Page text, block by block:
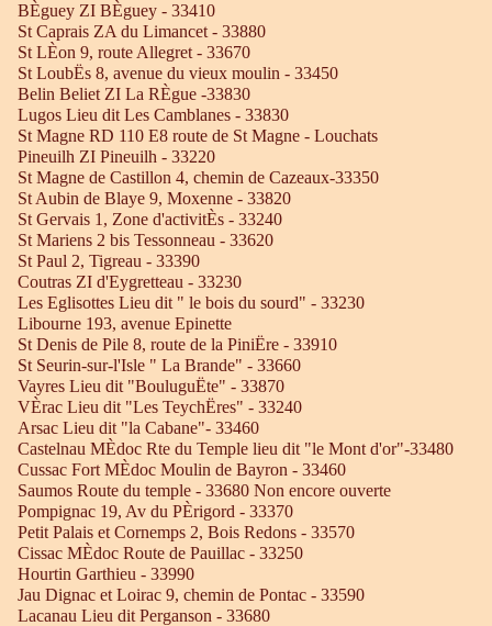
BÈguey ZI BÈguey - 33410
St Caprais ZA du Limancet - 33880
St LÈon 9, route Allegret - 33670
St LoubËs 8, avenue du vieux moulin - 33450
Belin Beliet ZI La RÈgue -33830
Lugos Lieu dit Les Camblanes - 33830
St Magne RD 110 E8 route de St Magne - Louchats
Pineuilh ZI Pineuilh - 33220
St Magne de Castillon 4, chemin de Cazeaux-33350
St Aubin de Blaye 9, Moxenne - 33820
St Gervais 1, Zone d'activitÈs - 33240
St Mariens 2 bis Tessonneau - 33620
St Paul 2, Tigreau - 33390
Coutras ZI d'Eygretteau - 33230
Les Eglisottes Lieu dit " le bois du sourd" - 33230
Libourne 193, avenue Epinette
St Denis de Pile 8, route de la PiniËre - 33910
St Seurin-sur-l'Isle " La Brande" - 33660
Vayres Lieu dit "BouluguËte" - 33870
VÈrac Lieu dit "Les TeychËres" - 33240
Arsac Lieu dit "la Cabane"- 33460
Castelnau MÈdoc Rte du Temple lieu dit "le Mont d'or"-33480
Cussac Fort MÈdoc Moulin de Bayron - 33460
Saumos Route du temple - 33680 Non encore ouverte
Pompignac 19, Av du PÈrigord - 33370
Petit Palais et Cornemps 2, Bois Redons - 33570
Cissac MÈdoc Route de Pauillac - 33250
Hourtin Garthieu - 33990
Jau Dignac et Loirac 9, chemin de Pontac - 33590
Lacanau Lieu dit Perganson - 33680